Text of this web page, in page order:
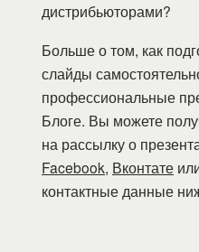
дистрибьюторами?
Больше о том, как
слайды
профессиональные
Блоге. Вы можете
на рассылку о
Facebook, Вконтате
контактные данные